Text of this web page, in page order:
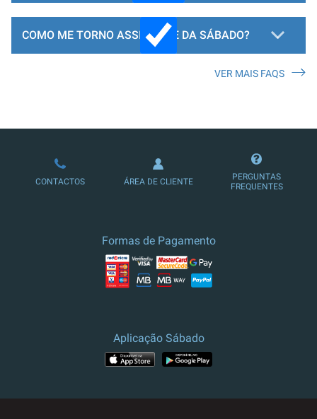
COMO ME TORNO ASSINANTE DA SÁBADO?
LOJA DE ASSINATURAS
VER MAIS FAQS
CONTACTOS ÁREA DE CLIENTE
PERGUNTAS
FREQUENTES
Formas de Pagamento
Aplicação Sábado